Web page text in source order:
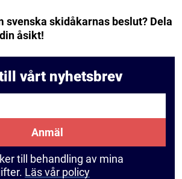
svenska skidåkarnas beslut? Dela
åsikt!
vårt nyhetsbrev
Anmäl
till behandling av mina
Läs vår policy